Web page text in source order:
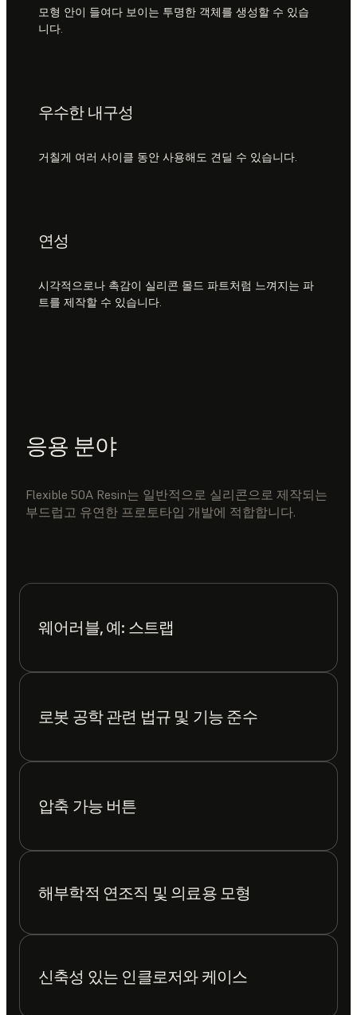
모형 안이 들여다 보이는 투명한 객체를 생성할 수 있습
니다.
우수한 내구성
거칠게 여러 사이클 동안 사용해도 견딜 수 있습니다.
연성
시각적으로나 촉감이 실리콘 몰드 파트처럼 느껴지는 파
트를 제작할 수 있습니다.
응용 분야
Flexible 50A Resin는 일반적으로 실리콘으로 제작되는
부드럽고 유연한 프로토타입 개발에 적합합니다.
웨어러블, 예: 스트랩
로봇 공학 관련 법규 및 기능 준수
압축 가능 버튼
해부학적 연조직 및 의료용 모형
신축성 있는 인클로저와 케이스